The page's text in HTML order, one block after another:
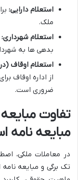
استعلام دارایی:
ملک.
استعلام شهرداری:
بدهی ها به
استعلام اوقاف
از اداره اوقاف
ضروری است.
تفاوت
مبایعه نامه
در معاملات ملکی،
تک برگی و مبایعه